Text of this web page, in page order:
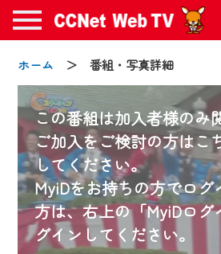
ホーム ＞ 番組・写真詳細
この番組は加入者様のみ
ご加入をご検討の方はこ
してください。
MyiDをお持ちの方でログ
方は、右上の「MyiDログ
グインしてください。
お知ら
2024/09/02